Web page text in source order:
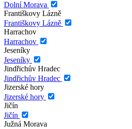
Dolní Morava
Františkovy Lázně
Františkovy Lázně
Harrachov
Harrachov
Jeseníky
Jeseníky
Jindřichův Hradec
Jindřichův Hradec
Jizerské hory
Jizerské hory
Jičín
Jičín
Južná Morava